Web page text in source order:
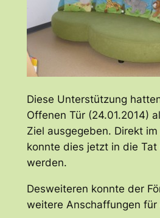
Diese Unterstützung
Offenen Tür (24.01.2014)
Ziel ausgegeben. Direkt
konnte dies jetzt in die
werden.
Desweiteren konnte der
weitere Anschaffungen